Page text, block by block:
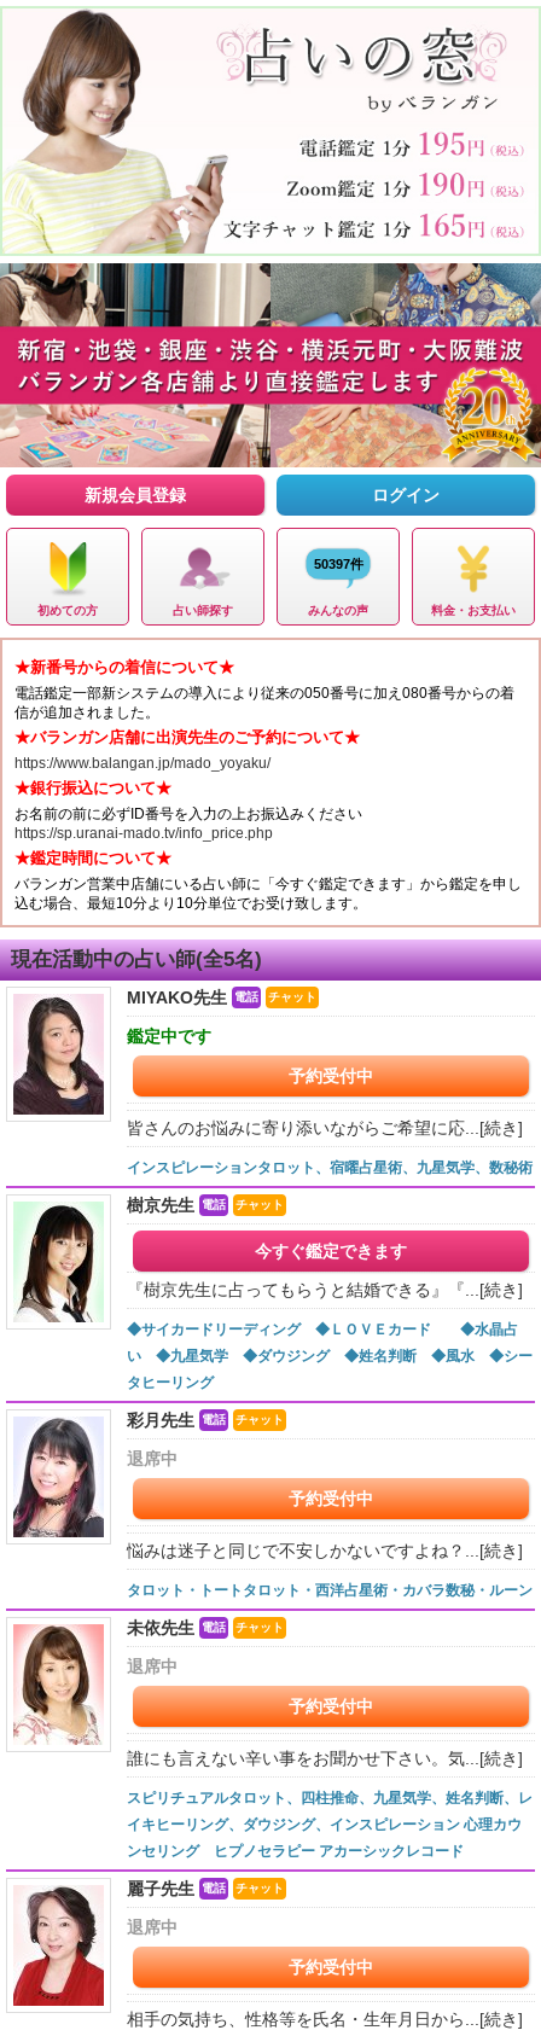
新規会員登録 ログイン
初めての方 占い師探す
50397件
みんなの声 料金・お支払い
★新番号からの着信について★
電話鑑定一部新システムの導入により従来の050番号に加え080番号からの着
信が追加されました。
★バランガン店舗に出演先生のご予約について★
https://www.balangan.jp/mado_yoyaku/
★銀行振込について★
お名前の前に必ずID番号を入力の上お振込みください
https://sp.uranai-mado.tv/info_price.php
★鑑定時間について★
バランガン営業中店舗にいる占い師に「今すぐ鑑定できます」から鑑定を申し
込む場合、最短10分より10分単位でお受け致します。
現在活動中の占い師(全5名)
MIYAKO先生 電話 チャット
鑑定中です
予約受付中
皆さんのお悩みに寄り添いながらご希望に応... [続き]
インスピレーションタロット、宿曜占星術、九星気学、数秘術
樹京先生 電話 チャット
今すぐ鑑定できます
『樹京先生に占ってもらうと結婚できる』『... [続き]
◆サイカードリーディング ◆ＬＯＶＥカード ◆水晶占
い ◆九星気学 ◆ダウジング ◆姓名判断 ◆風水 ◆シー
タヒーリング
彩月先生 電話 チャット
退席中
予約受付中
悩みは迷子と同じで不安しかないですよね？... [続き]
タロット・トートタロット・西洋占星術・カバラ数秘・ルーン
未依先生 電話 チャット
退席中
予約受付中
誰にも言えない辛い事をお聞かせ下さい。気... [続き]
スピリチュアルタロット、四柱推命、九星気学、姓名判断、レ
イキヒーリング、ダウジング、インスピレーション 心理カウ
ンセリング ヒプノセラピー アカーシックレコード
麗子先生 電話 チャット
退席中
予約受付中
相手の気持ち、性格等を氏名・生年月日から... [続き]